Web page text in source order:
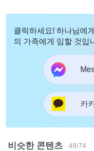
클릭하세요! 하나님에
의 가족에게 임할 것입
카
비슷한 콘텐츠 48/74